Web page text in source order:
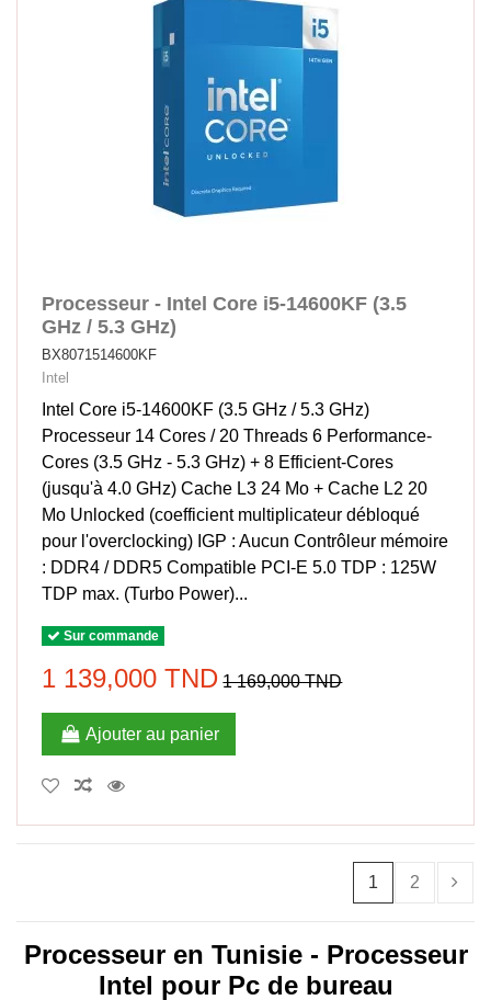
Processeur - Intel Core i5-14600KF (3.5
GHz / 5.3 GHz)
BX8071514600KF
Intel
Intel Core i5-14600KF (3.5 GHz / 5.3 GHz)
Processeur 14 Cores / 20 Threads 6 Performance-
Cores (3.5 GHz - 5.3 GHz) + 8 Efficient-Cores
(jusqu'à 4.0 GHz) Cache L3 24 Mo + Cache L2 20
Mo Unlocked (coefficient multiplicateur débloqué
pour l'overclocking) IGP : Aucun Contrôleur mémoire
: DDR4 / DDR5 Compatible PCI-E 5.0 TDP : 125W
TDP max. (Turbo Power)...
Sur commande
1 139,000 TND 1 169,000 TND
Ajouter au panier
1 2
Processeur en Tunisie - Processeur
Intel pour Pc de bureau